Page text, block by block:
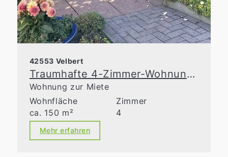
42553 Velbert
Traumhafte 4-Zimmer-Wohnung mit Garten, Balkon und Panoramablick
Wohnung zur Miete
Wohnfläche
ca. 150 m²
Zimmer
4
Mehr erfahren